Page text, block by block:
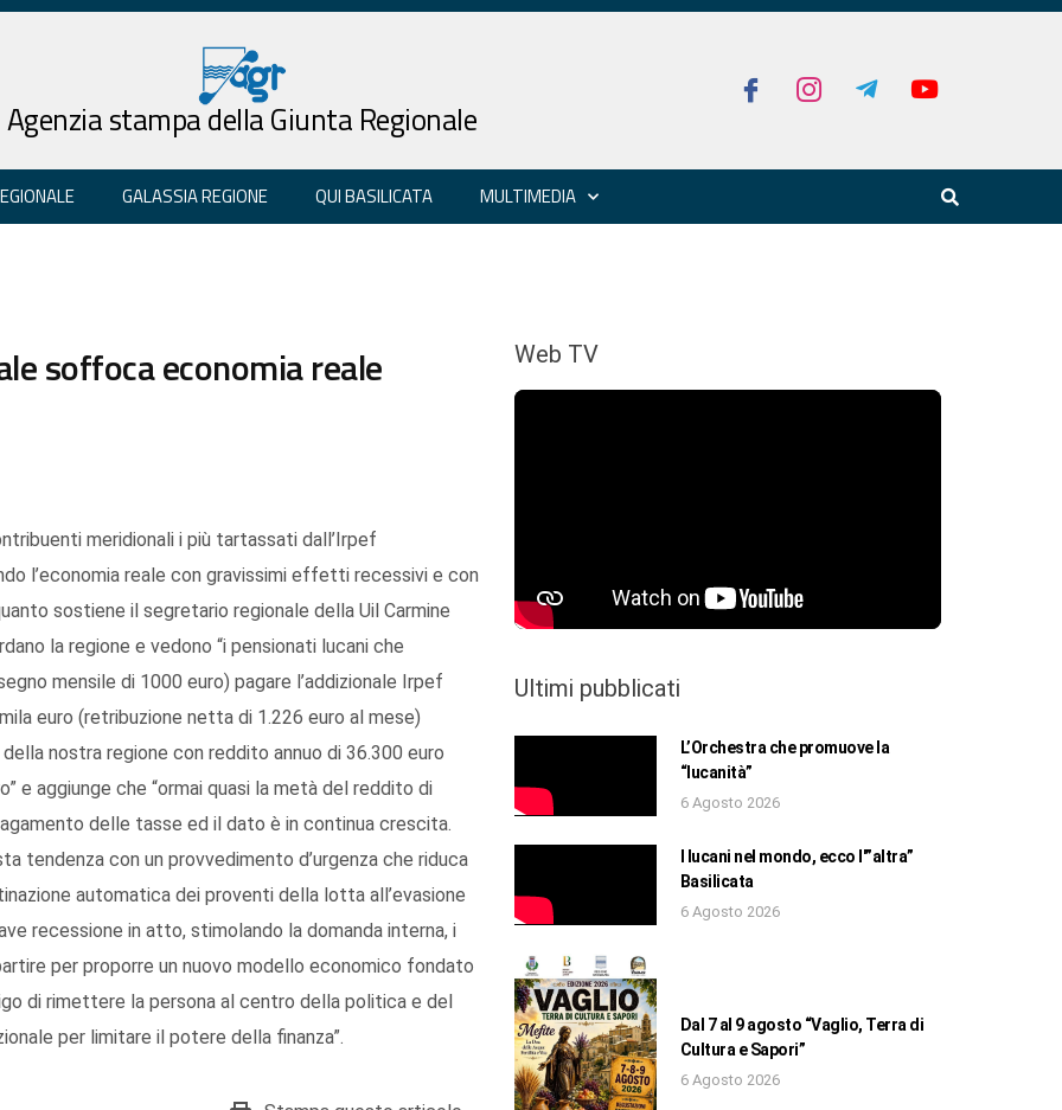
Agenzia stampa della Giunta Regionale
GALASSIA REGIONE QUI BASILICATA MULTIMEDIA
soffoca economia reale
meridionali i più tartassati dall’Irpef
l’economia reale con gravissimi effetti recessivi e con
sostiene il segretario regionale della Uil Carmine
la regione e vedono “i pensionati lucani che
mensile di 1000 euro) pagare l’addizionale Irpef
euro (retribuzione netta di 1.226 euro al mese)
nostra regione con reddito annuo di 36.300 euro
e aggiunge che “ormai quasi la metà del reddito di
delle tasse ed il dato è in continua crescita.
tendenza con un provvedimento d’urgenza che riduca
automatica dei proventi della lotta all’evasione
recessione in atto, stimolando la domanda interna, i
per proporre un nuovo modello economico fondato
di rimettere la persona al centro della politica e del
per limitare il potere della finanza”.
Web TV
Ultimi pubblicati
L’Orchestra che promuove la
“lucanità”
6 Agosto 2026
I lucani nel mondo, ecco l'”altra”
Basilicata
6 Agosto 2026
Dal 7 al 9 agosto “Vaglio, Terra di
Cultura e Sapori”
6 Agosto 2026